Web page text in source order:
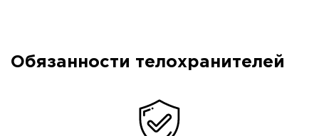
Обязанности телохранителей